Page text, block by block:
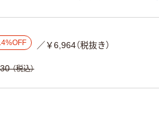
／￥6,964（税抜き）
（税込）